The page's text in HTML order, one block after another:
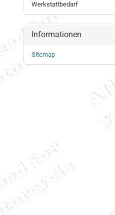
Werkstattbedarf
Informationen
Sitemap